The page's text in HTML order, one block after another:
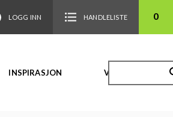
LOGG INN HANDLELISTE 0
INSPIRASJON VIDEO